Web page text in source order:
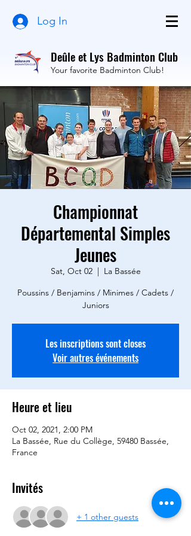
Log In
Deûle et Lys Badminton Club
Your favorite Badminton Club!
Championnat
Départemental Simples
Jeunes
Sat, Oct 02
  |
La Bassée
Poussins / Benjamins / Minimes / Cadets /
Juniors
Les inscriptions sont closes
Voir autres événements
Heure et lieu
Oct 02, 2021, 2:00 PM
La Bassée, Rue du Collège, 59480 Bassée,
France
Invités
+ 1 other guests